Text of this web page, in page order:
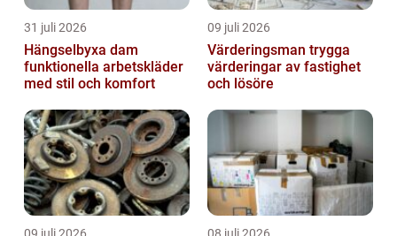
31 juli 2026
Hängselbyxa dam
funktionella arbetskläder
med stil och komfort
09 juli 2026
Värderingsman trygga
värderingar av fastighet
och lösöre